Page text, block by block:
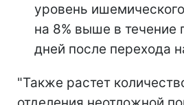
уровень
на 8% выше в течение
дней после перехода
"Также растет